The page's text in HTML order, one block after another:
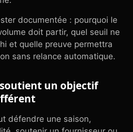
documentée : pourquoi le
doit partir, quel seuil ne
et quelle preuve permettra
sans relance automatique.
un objectif
défendre une saison,